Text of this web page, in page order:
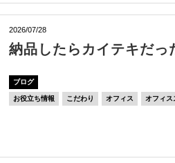
2026/07/28
納品したらカイテキだっ
ブログ
お役立ち情報 こだわり オフィス オフィス